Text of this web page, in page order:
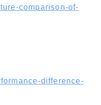
comparison-of-
difference-